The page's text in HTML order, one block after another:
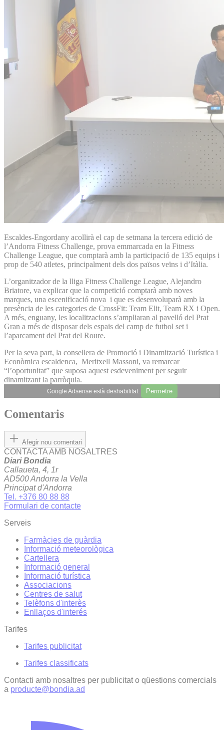
Escaldes-Engordany acollirà el cap de setmana la tercera edició de
l’Andorra Fitness Challenge, prova emmarcada en la Fitness
Challenge League, que comptarà amb la participació de 135 equips i
prop de 540 atletes, principalment dels dos països veïns i d’Itàlia.
L’organitzador de la lliga Fitness Challenge League, Alejandro
Briatore, va explicar que la competició comptarà amb noves
marques, una escenificació nova i que es desenvoluparà amb la
presència de les categories de CrossFit: Team Elit, Team RX i Open.
A més, enguany, les localitzacions s’ampliaran al pavelló del Prat
Gran a més de disposar dels espais del camp de futbol set i
l’aparcament del Prat del Roure.
Per la seva part, la consellera de Promoció i Dinamització Turística i
Econòmica escaldenca, Meritxell Massoni, va remarcar
“l’oportunitat” que suposa aquest esdeveniment per seguir
dinamitzant la parròquia.
Google Adsense està deshabilitat. Permetre
Comentaris
Afegir nou comentari
CONTACTA AMB NOSALTRES
Diari Bondia
Callaueta, 4, 1r
AD500 Andorra la Vella
Principat d'Andorra
Tel. +376 80 88 88
Formulari de contacte
Serveis
Farmàcies de guàrdia
Informació meteorològica
Cartellera
Informació general
Informació turística
Associacions
Centres de salut
Telèfons d'interès
Enllaços d'interés
Tarifes
Tarifes publicitat
Tarifes classificats
Contacti amb nosaltres per publicitat o qüestions comercials
a producte@bondia.ad